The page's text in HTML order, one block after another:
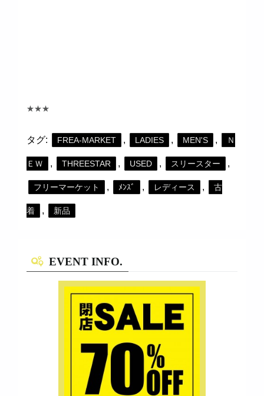
★★★
タグ: FREA-MARKET , LADIES , MEN'S , Ｎ
ＥＷ , THREESTAR , USED , スリースター ,
フリーマーケット , ﾒﾝｽﾞ , レディース , 古
着 , 新品
EVENT INFO.